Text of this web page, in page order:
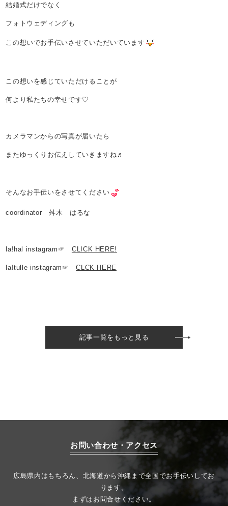
結婚式だけでなく
フォトウェディングも
この想いでお手伝いさせていただいています
この想いを感じていただけることが
何より私たちの幸せです♡
カメラマンからの写真が届いたら
またゆっくりお伝えしていきますね♬
そんなお手伝いをさせてください
coordinator 舛木 はるな
la!hal instagram☞ CLICK HERE!
la!tulle instagram☞CLCK HERE
記事一覧をもっと見る
お問い合わせ・アクセス
広島県内はもちろん、北海道から沖縄まで全国でお手伝いしてお
ります。
まずはお問合せください。